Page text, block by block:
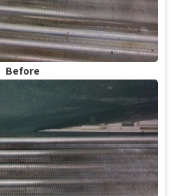
Before